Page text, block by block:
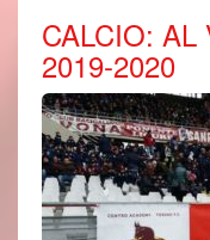
CALCIO: AL
2019-2020